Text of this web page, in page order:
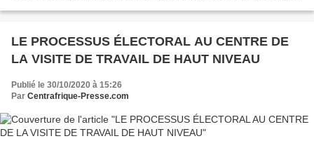
LE PROCESSUS ÉLECTORAL AU CENTRE DE
LA VISITE DE TRAVAIL DE HAUT NIVEAU
Publié le 30/10/2020 à 15:26
Par Centrafrique-Presse.com